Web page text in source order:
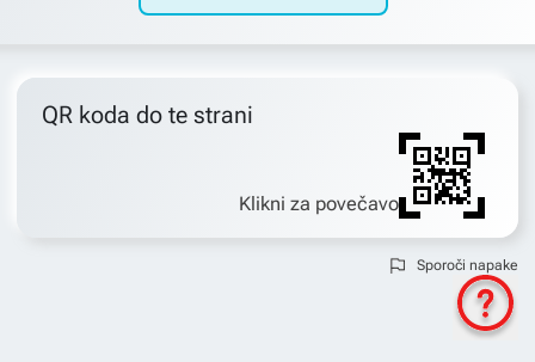
QR koda do te strani
Klikni za povečavo
Sporoči napake